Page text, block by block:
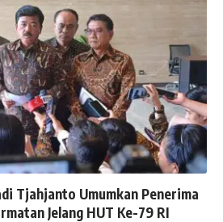
Tjahjanto Umumkan Penerima
Jelang HUT Ke-79 RI